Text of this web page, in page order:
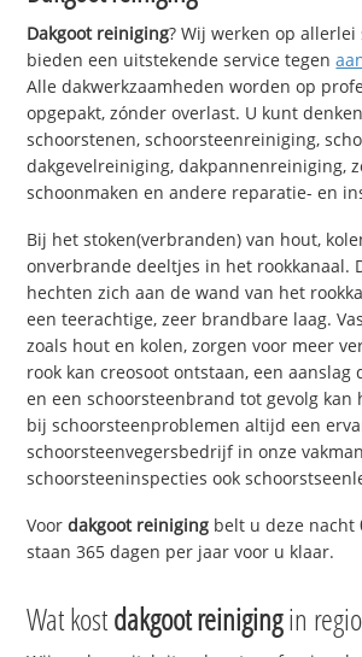
Dakgoot reiniging? Wij werken op
bieden een uitstekende service tegen
Alle dakwerkzaamheden worden op
opgepakt, zónder overlast. U kunt
schoorstenen, schoorsteenreiniging,
dakgevelreiniging, dakpannenreiniging,
schoonmaken en andere reparatie- en
Bij het stoken(verbranden) van hout,
onverbrande deeltjes in het rookkanaal.
hechten zich aan de wand van het
een teerachtige, zeer brandbare laag.
zoals hout en kolen, zorgen voor meer
rook kan creosoot ontstaan, een aanslag
en een schoorsteenbrand tot gevolg kan
bij schoorsteenproblemen altijd een
schoorsteenvegersbedrijf in onze
schoorsteeninspecties ook
Voordakgoot reiniging belt u deze nacht
staan 365 dagen per jaar voor u klaar.
Wat kostdakgoot reinigingin